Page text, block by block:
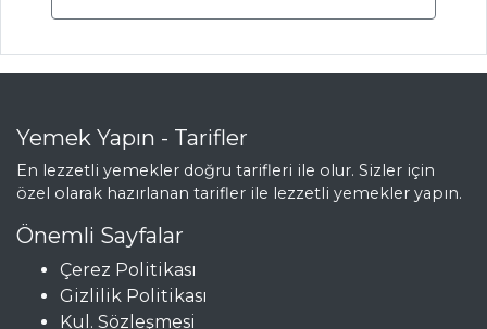
BONFİLE
TAZE
Et Yemekleri Tüm
Tarifleri
ÇORBALAR
Zencefilli Ve
Yemek Yapın - Tarifler
En lezzetli yemekler doğru tarifleri ile olur. Sizler için
özel olarak hazırlanan tarifler ile lezzetli yemekler yapın.
Önemli Sayfalar
Çerez Politikası
Gizlilik Politikası
Kul. Sözleşmesi